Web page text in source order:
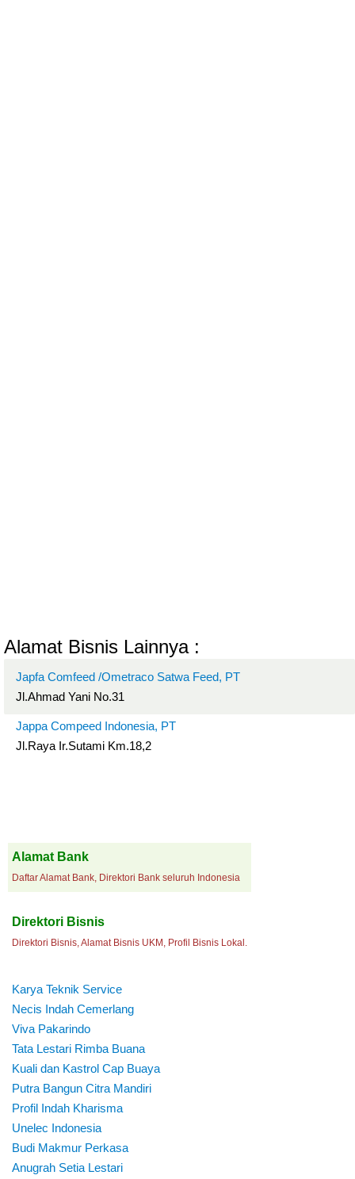
Alamat Bisnis Lainnya :
Japfa Comfeed /Ometraco Satwa Feed, PT
Jl.Ahmad Yani No.31
Jappa Compeed Indonesia, PT
Jl.Raya Ir.Sutami Km.18,2
Alamat Bank
Daftar Alamat Bank, Direktori Bank seluruh Indonesia
Direktori Bisnis
Direktori Bisnis, Alamat Bisnis UKM, Profil Bisnis Lokal.
Karya Teknik Service
Necis Indah Cemerlang
Viva Pakarindo
Tata Lestari Rimba Buana
Kuali dan Kastrol Cap Buaya
Putra Bangun Citra Mandiri
Profil Indah Kharisma
Unelec Indonesia
Budi Makmur Perkasa
Anugrah Setia Lestari